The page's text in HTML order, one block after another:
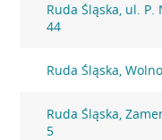
Ruda Śląska, ul.
44
Ruda Śląska,
Ruda Śląska,
5